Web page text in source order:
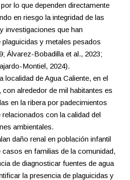
lo que dependen directamente
en riesgo la integridad de las
investigaciones que han
y metales pesados
Álvarez-Bobadilla et al., 2023;
Montiel, 2024).
localidad de Agua Caliente, en el
alrededor de mil habitantes es
en la ribera por padecimientos
con la calidad del
ambientales.
daño renal en población infantil
casos en familias de la comunidad,
de diagnosticar fuentes de agua
la presencia de plaguicidas y